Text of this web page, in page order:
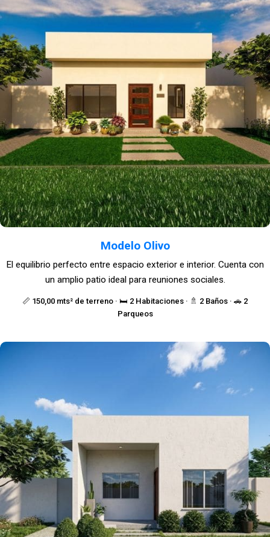
Modelo Olivo
📏 150,00 mts² de terreno · 🛏️ 2 Habitaciones · 🚿 2 Baños · 🚗 2
Parqueos
El equilibrio perfecto entre espacio exterior e interior. Cuenta con
un amplio patio ideal para reuniones sociales.